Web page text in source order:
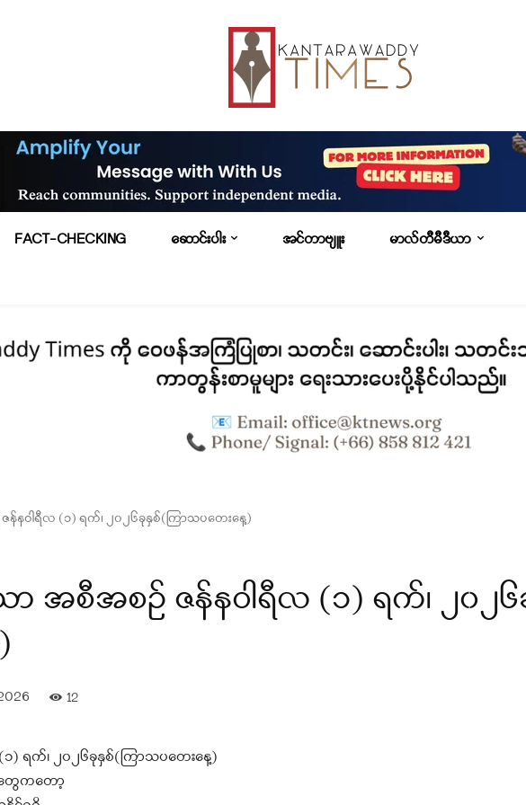
FACT-CHECKING ဆောင်းပါး အင်တာဗျူး မာလ်တီမီဒီယာ
နဝါရီလ (၁) ရက်၊ ၂၀၂၆ခုနှစ်(ကြာသပတေးနေ့)
အစီအစဉ် ဇန်နဝါရီလ (၁) ရက်၊ ၂၀၂၆
12
) ရက်၊ ၂၀၂၆ခုနှစ်(ကြာသပတေးနေ့)
ေကတော့